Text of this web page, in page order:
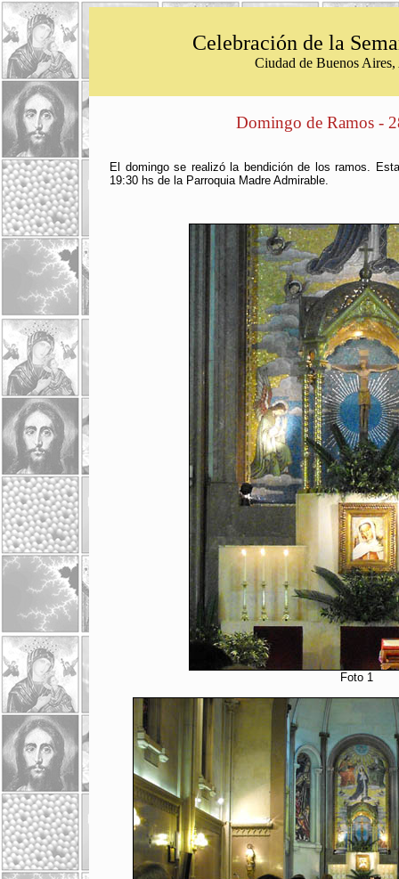
Celebración de la
Ciudad de Buenos
Domingo de Ramos -
El domingo se realizó la bendición de los ramos.
19:30 hs de la Parroquia Madre Admirable.
Foto 1